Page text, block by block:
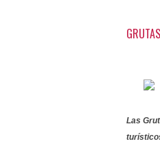
Las